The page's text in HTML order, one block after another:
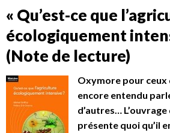
« Qu’est-ce que
écologiquement
(Note de lecture)
Oxymore pour ceux
encore entendu
d’autres… L’ouvrage
présente quoi qu’il